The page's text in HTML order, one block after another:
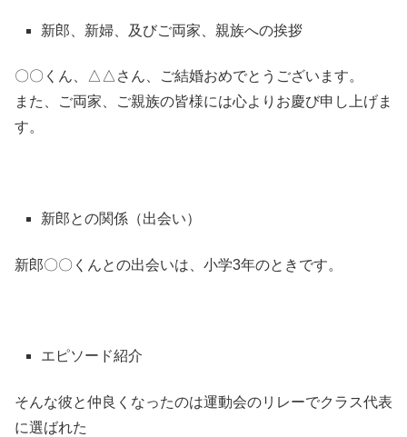
新郎、新婦、及びご両家、親族への挨拶
〇〇くん、△△さん、ご結婚おめでとうございます。
また、ご両家、ご親族の皆様には心よりお慶び申し上げま
す。
新郎との関係（出会い）
新郎〇〇くんとの出会いは、小学3年のときです。
エピソード紹介
そんな彼と仲良くなったのは運動会のリレーでクラス代表
に選ばれた